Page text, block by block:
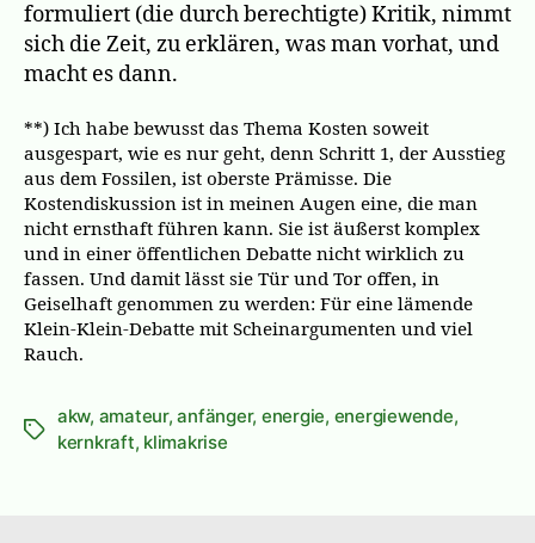
formuliert (die durch berechtigte) Kritik, nimmt
sich die Zeit, zu erklären, was man vorhat, und
macht es dann.
**) Ich habe bewusst das Thema Kosten soweit
ausgespart, wie es nur geht, denn Schritt 1, der Ausstieg
aus dem Fossilen, ist oberste Prämisse. Die
Kostendiskussion ist in meinen Augen eine, die man
nicht ernsthaft führen kann. Sie ist äußerst komplex
und in einer öffentlichen Debatte nicht wirklich zu
fassen. Und damit lässt sie Tür und Tor offen, in
Geiselhaft genommen zu werden: Für eine lämende
Klein-Klein-Debatte mit Scheinargumenten und viel
Rauch.
Tags
akw, amateur,anfänger, energie, energiewende,
kernkraft, klimakrise